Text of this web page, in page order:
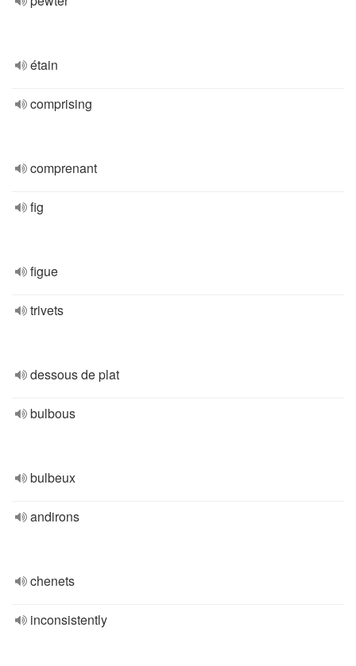
étain
comprising
comprenant
fig
figue
trivets
dessous de plat
bulbous
bulbeux
andirons
chenets
inconsistently